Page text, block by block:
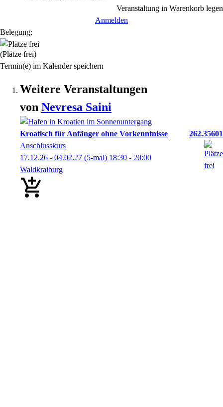
Veranstaltung in Warenkorb legen
Anmelden
Belegung:
(Plätze frei)
Termin(e) im Kalender speichern
Weitere Veranstaltungen
von Nevresa Saini
Kroatisch für Anfänger ohne Vorkenntnisse
262.35601
Anschlusskurs
17.12.26 - 04.02.27 (5-mal) 18:30 - 20:00
Waldkraiburg